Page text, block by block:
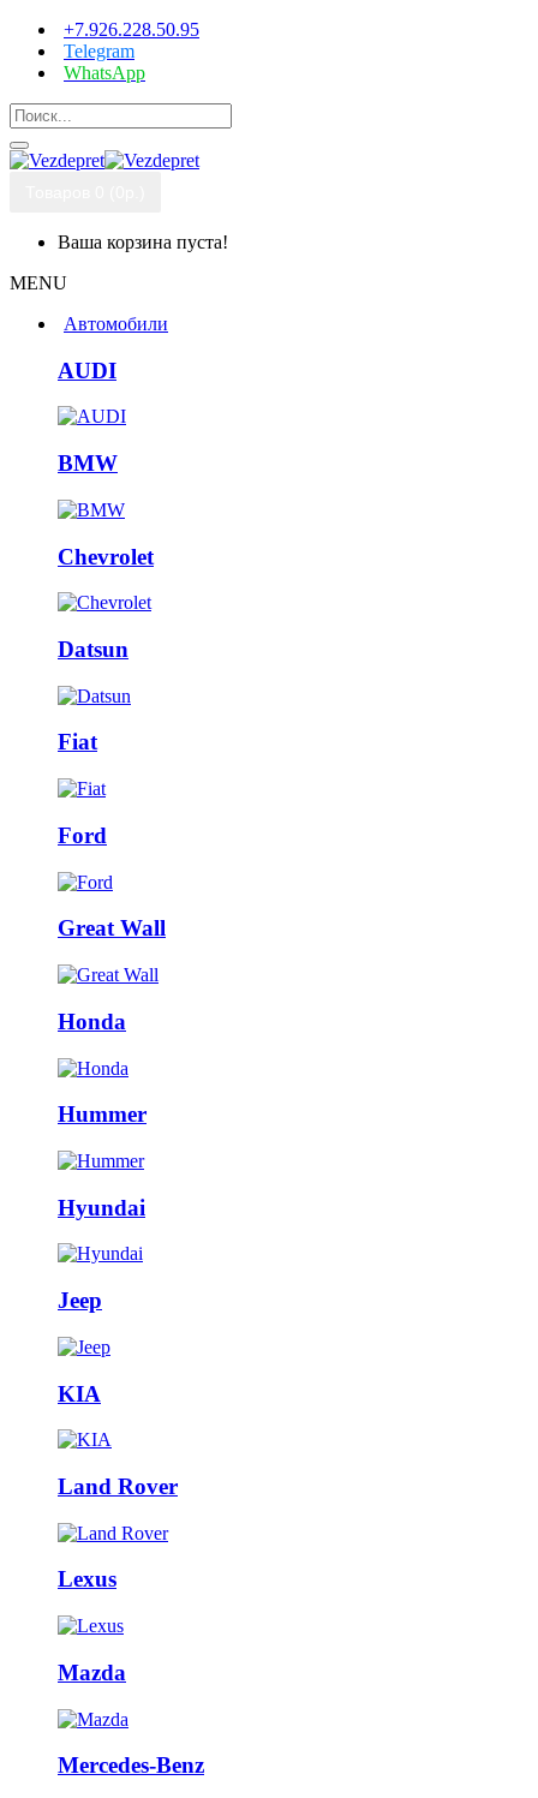
+7.926.228.50.95
Telegram
WhatsApp
Ваша корзина пуста!
MENU
Автомобили
AUDI
BMW
Chevrolet
Datsun
Fiat
Ford
Great Wall
Honda
Hummer
Hyundai
Jeep
KIA
Land Rover
Lexus
Mazda
Mercedes-Benz